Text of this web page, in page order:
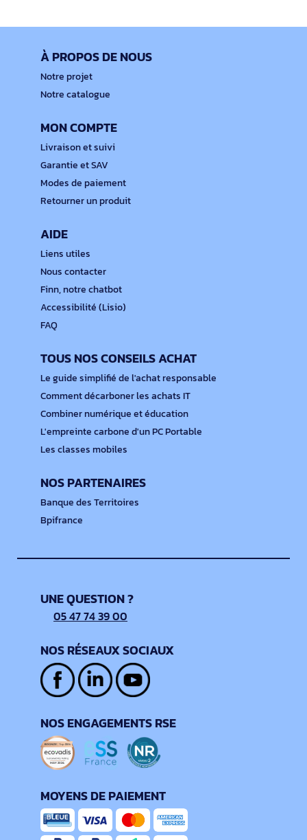
À PROPOS DE NOUS
Notre projet
Notre catalogue
MON COMPTE
Livraison et suivi
Garantie et SAV
Modes de paiement
Retourner un produit
AIDE
Liens utiles
Nous contacter
Finn, notre chatbot
Accessibilité (Lisio)
FAQ
TOUS NOS CONSEILS ACHAT
Le guide simplifié de l'achat responsable
Comment décarboner les achats IT
Combiner numérique et éducation
L'empreinte carbone d'un PC Portable
Les classes mobiles
NOS PARTENAIRES
Banque des Territoires
Bpifrance
UNE QUESTION ?
05 47 74 39 00
NOS RÉSEAUX SOCIAUX
NOS ENGAGEMENTS RSE
MOYENS DE PAIEMENT